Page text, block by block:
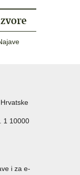
1 10000
i za e-